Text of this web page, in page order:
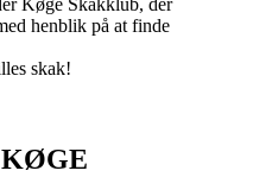
Køge Skakklub, der
henblik på at finde
skak!
KØGE